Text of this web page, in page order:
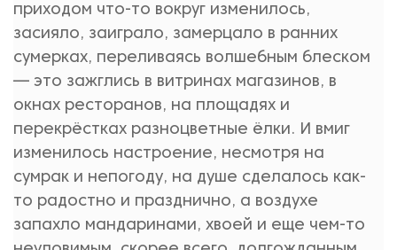
приходом что-то вокруг изменилось,
засияло, заиграло, замерцало в ранних
сумерках, переливаясь волшебным блеском
— это зажглись в витринах магазинов, в
окнах ресторанов, на площадях и
перекрёстках разноцветные ёлки. И вмиг
изменилось настроение, несмотря на
сумрак и непогоду, на душе сделалось как-
то радостно и празднично, а воздухе
запахло мандаринами, хвоей и еще чем-то